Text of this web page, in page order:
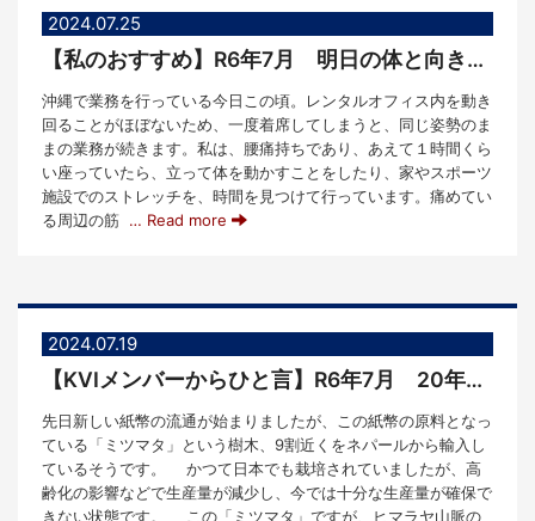
2024.07.25
【私のおすすめ】R6年7月 明日の体と向き合うために
沖縄で業務を行っている今日この頃。レンタルオフィス内を動き
回ることがほぼないため、一度着席してしまうと、同じ姿勢のま
まの業務が続きます。私は、腰痛持ちであり、あえて１時間くら
い座っていたら、立って体を動かすことをしたり、家やスポーツ
施設でのストレッチを、時間を見つけて行っています。痛めてい
る周辺の筋 … Read more
2024.07.19
【KVIメンバーからひと言】R6年7月 20年ぶり 新紙幣発行
先日新しい紙幣の流通が始まりましたが、この紙幣の原料となっ
ている「ミツマタ」という樹木、9割近くをネパールから輸入し
ているそうです。 かつて日本でも栽培されていましたが、高
齢化の影響などで生産量が減少し、今では十分な生産量が確保で
きない状態です。 この「ミツマタ」ですが、ヒマラヤ山脈の